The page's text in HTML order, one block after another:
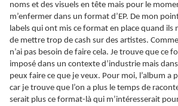
noms et des visuels en tête mais pour le
m’enfermer dans un format d’EP. De mon
labels qui ont mis ce format en place quand ils
de mettre trop de cash sur des artistes.
n’ai pas besoin de faire cela. Je trouve que ce
imposé dans un contexte d’industrie mais
peux faire ce que je veux. Pour moi, l’album a
car je trouve que l’on a plus le temps de
serait plus ce format-là qui m’intéresserait